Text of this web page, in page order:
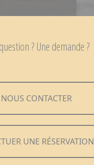
? Une demande ?
NOUS CONTACTER
UNE RÉSERVATION